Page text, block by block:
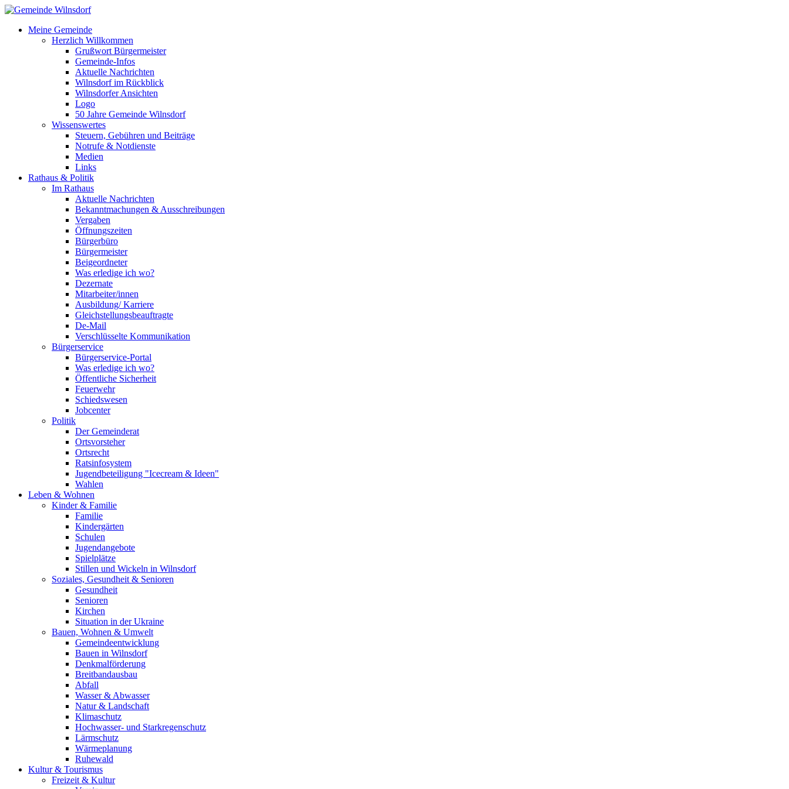
Meine Gemeinde
Herzlich Willkommen
Grußwort Bürgermeister
Gemeinde-Infos
Aktuelle Nachrichten
Wilnsdorf im Rückblick
Wilnsdorfer Ansichten
Logo
50 Jahre Gemeinde Wilnsdorf
Wissenswertes
Steuern, Gebühren und Beiträge
Notrufe & Notdienste
Medien
Links
Rathaus & Politik
Im Rathaus
Aktuelle Nachrichten
Bekanntmachungen & Ausschreibungen
Vergaben
Öffnungszeiten
Bürgerbüro
Bürgermeister
Beigeordneter
Was erledige ich wo?
Dezernate
Mitarbeiter/innen
Ausbildung/ Karriere
Gleichstellungsbeauftragte
De-Mail
Verschlüsselte Kommunikation
Bürgerservice
Bürgerservice-Portal
Was erledige ich wo?
Öffentliche Sicherheit
Feuerwehr
Schiedswesen
Jobcenter
Politik
Der Gemeinderat
Ortsvorsteher
Ortsrecht
Ratsinfosystem
Jugendbeteiligung "Icecream & Ideen"
Wahlen
Leben & Wohnen
Kinder & Familie
Familie
Kindergärten
Schulen
Jugendangebote
Spielplätze
Stillen und Wickeln in Wilnsdorf
Soziales, Gesundheit & Senioren
Gesundheit
Senioren
Kirchen
Situation in der Ukraine
Bauen, Wohnen & Umwelt
Gemeindeentwicklung
Bauen in Wilnsdorf
Denkmalförderung
Breitbandausbau
Abfall
Wasser & Abwasser
Natur & Landschaft
Klimaschutz
Hochwasser- und Starkregenschutz
Lärmschutz
Wärmeplanung
Ruhewald
Kultur & Tourismus
Freizeit & Kultur